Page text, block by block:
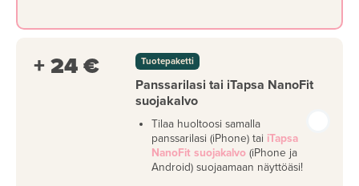
+ 24 € Tuotepaketti
Panssarilasi tai iTapsa NanoFit
suojakalvo
Tilaa huoltoosi samalla
panssarilasi (iPhone) tai iTapsa
NanoFit suojakalvo (iPhone ja
Android) suojaamaan näyttöäsi!